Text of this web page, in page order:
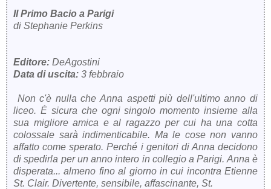
Il Primo Bacio a Parigi
di Stephanie Perkins
Editore: DeAgostini
Data di uscita: 3 febbraio
Non c'è nulla che Anna aspetti più dell'ultimo anno di
liceo. È sicura che ogni singolo momento insieme alla
sua migliore amica e al ragazzo per cui ha una cotta
colossale sarà indimenticabile. Ma le cose non vanno
affatto come sperato. Perché i genitori di Anna decidono
di spedirla per un anno intero in collegio a Parigi. Anna è
disperata... almeno fino al giorno in cui incontra Etienne
St. Clair. Divertente, sensibile, affascinante, St.